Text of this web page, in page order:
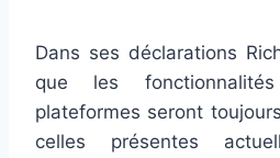
Dans ses déclarations
que les
plateformes seront
celles présentes